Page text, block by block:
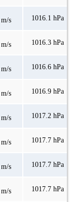
s 1016.1 hPa
s 1016.3 hPa
s 1016.6 hPa
s 1016.9 hPa
s 1017.2 hPa
s 1017.7 hPa
s 1017.7 hPa
s 1017.7 hPa